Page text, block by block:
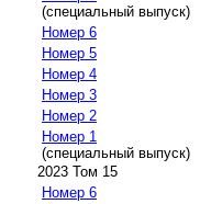
(специальный выпуск)
Номер 6
Номер 5
Номер 4
Номер 3
Номер 2
Номер 1
(специальный выпуск)
2023 Том 15
Номер 6